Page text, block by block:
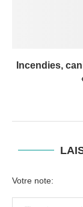
Incendies,
Votre note: